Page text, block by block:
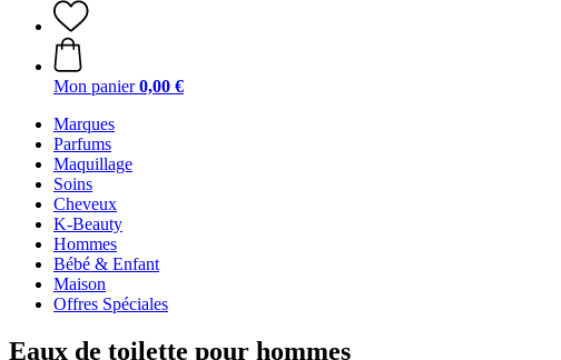
Mon panier 0,00 €
Marques
Parfums
Maquillage
Soins
Cheveux
K-Beauty
Hommes
Bébé & Enfant
Maison
Offres Spéciales
Eaux de toilette pour hommes